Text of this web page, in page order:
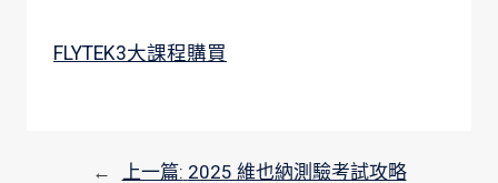
FLYTEK3大課程購買
← 上一篇: 2025 維也納測驗考試攻略